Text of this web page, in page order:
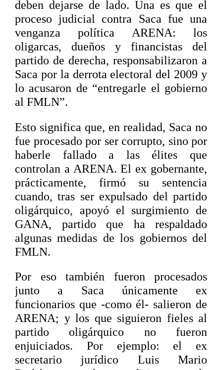
deben dejarse de lado. Una es que el
proceso judicial contra Saca fue una
venganza política ARENA: los
oligarcas, dueños y financistas del
partido de derecha, responsabilizaron a
Saca por la derrota electoral del 2009 y
lo acusaron de “entregarle el gobierno
al FMLN”.
Esto significa que, en realidad, Saca no
fue procesado por ser corrupto, sino por
haberle fallado a las élites que
controlan a ARENA. El ex gobernante,
prácticamente, firmó su sentencia
cuando, tras ser expulsado del partido
oligárquico, apoyó el surgimiento de
GANA, partido que ha respaldado
algunas medidas de los gobiernos del
FMLN.
Por eso también fueron procesados
junto a Saca únicamente ex
funcionarios que -como él- salieron de
ARENA; y los que siguieron fieles al
partido oligárquico no fueron
enjuiciados. Por ejemplo: el ex
secretario jurídico Luis Mario